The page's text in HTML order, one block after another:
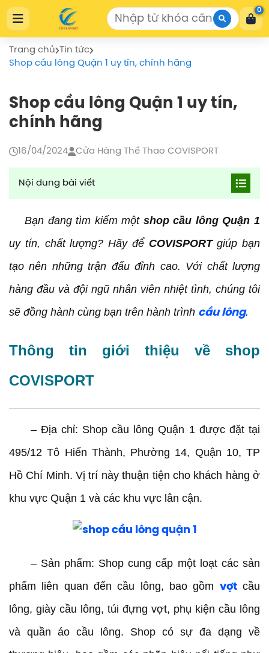
Cửa Hàng Thể Thao COVISPORT
Cửa Hàng Thể Thao COVISPORT
0772155559
https://covisport.com/
0
Trang chủ Tin tức
Shop cầu lông Quận 1 uy tín, chính hãng
Shop cầu lông Quận 1 uy tín,
chính hãng
16/04/2024 Cửa Hàng Thể Thao COVISPORT
Nội dung bài viết
Lợi ích khi mua hàng tại COVISPORT
Sản phẩm chất lượng
Đa dạng sản phẩm
Tư vấn chuyên nghiệp
Cam kết sản phẩm chính hãng chất lượng
Thương hiệu hàng đầu
Đảm bảo sự hài lòng
Tạm kết
Bạn đang tìm kiếm một shop cầu lông Quận 1
uy tín, chất lượng? Hãy để COVISPORTgiúp bạn
tạo nên những trận đấu đỉnh cao. Với chất lượng
hàng đầu và đội ngũ nhân viên nhiệt tình, chúng tôi
sẽ đồng hành cùng bạn trên hành trình cầu lông.
Thông tin giới thiệu về shop
COVISPORT
– Địa chỉ: Shop cầu lông Quận 1 được đặt tại
495/12 Tô Hiến Thành, Phường 14, Quận 10, TP
Hồ Chí Minh. Vị trí này thuận tiện cho khách hàng ở
khu vực Quận 1 và các khu vực lân cận.
– Sản phẩm: Shop cung cấp một loạt các sản
phẩm liên quan đến cầu lông, bao gồm vợtcầu
lông, giày cầu lông, túi đựng vợt, phụ kiện cầu lông
và quần áo cầu lông. Shop có sự đa dạng về